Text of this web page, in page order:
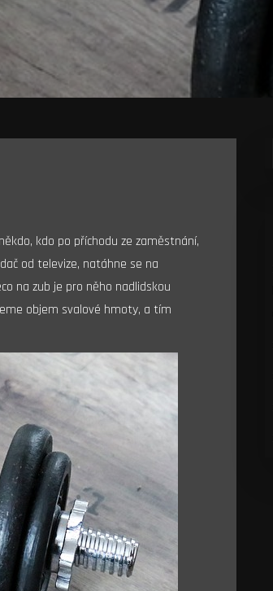
kdo po příchodu ze zaměstnání,
od televize, natáhne se na
na zub je pro něho nadlidskou
objem svalové hmoty, a tím